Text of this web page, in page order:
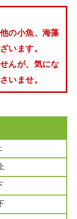
の小魚、海藻
います。
んが、気にな
いませ。